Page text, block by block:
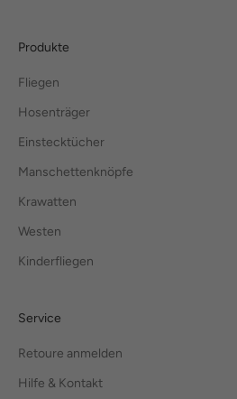
Produkte
Fliegen
Hosenträger
Einstecktücher
Manschettenknöpfe
Krawatten
Westen
Kinderfliegen
Service
Retoure anmelden
Hilfe & Kontakt